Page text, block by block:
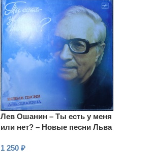
Лев Ошанин – Ты есть у меня
или нет? – Новые песни Льва
1 250 ₽